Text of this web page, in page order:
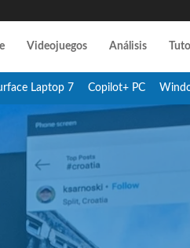
Videojuegos Análisis
Laptop 7 Copilot+ PC